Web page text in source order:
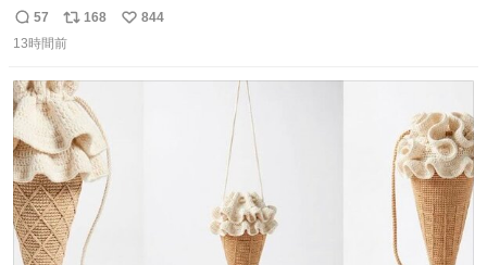
始へ news.livedoor.com/article/detail… 同社に起因する理
由によって大幅遅延や欠航が発生した場合、乗客が負担し
は1人あたり上限1万円、国際線は上限2万円まで支払う。
返
信
57
リ
ポ
ト
数
168
い
844
13時間前